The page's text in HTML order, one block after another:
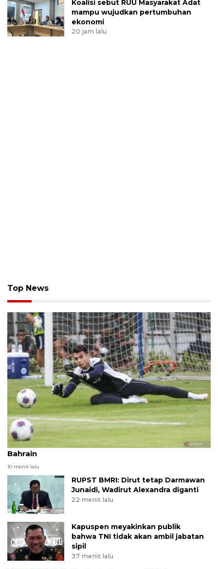
Koalisi sebut RUU Masyarakat Adat
mampu wujudkan pertumbuhan
ekonomi
20 jam lalu
Top News
Lima pemain Indonesia yang dicoret melawan
Bahrain
10 menit lalu
RUPST BMRI: Dirut tetap Darmawan
Junaidi, Wadirut Alexandra diganti
22 menit lalu
Kapuspen meyakinkan publik
bahwa TNI tidak akan ambil jabatan
sipil
37 menit lalu